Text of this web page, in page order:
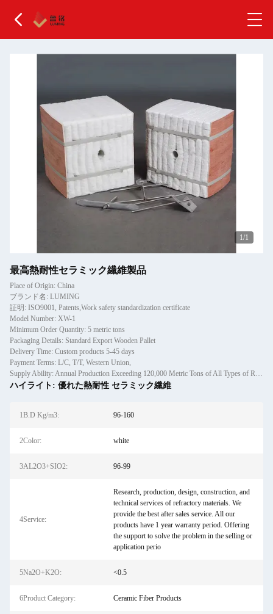
1/1
最高熱耐性セラミック繊維製品
Place of Origin: China
ブランド名: LUMING
証明: ISO9001, Patents,Work safety standardization certificate
Model Number: XW-1
Minimum Order Quantity: 5 metric tons
Packaging Details: Standard Export Wooden Pallet
Delivery Time: Custom products 5-45 days
Payment Terms: L/C, T/T, Western Union,
Supply Ability: Annual Production Exceeding 120,000 Metric Tons of All Types of Refractory Materials Including Castables, Preforms, and Bric
ハイライト: 優れた熱耐性 セラミック繊維
1B.D Kg/m3: 96-160
2Color: white
3AL2O3+SIO2: 96-99
4Service:
Research, production, design, construction, and
technical services of refractory materials. We
provide the best after sales service. All our
products have 1 year warranty period. Offering
the support to solve the problem in the selling or
application perio
5Na2O+K2O: <0.5
6Product Category: Ceramic Fiber Products